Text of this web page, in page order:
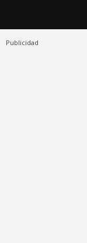
Publicidad